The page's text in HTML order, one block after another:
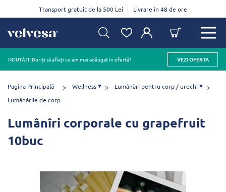
Transport gratuit de la 500 Lei Livrare în 48 de ore
NOUTĂȚI! Doriți să aflați ce am mai adăugat în ofertă? VEZI OFERTA
Pagina Principală Wellness
Lumânări pentru corp / urechi
Lumânările de corp
Lumânîri corporale cu grapefruit
10buc